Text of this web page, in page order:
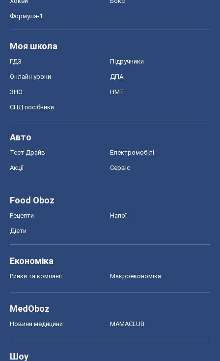
Формула-1
Моя школа
ГДЗ Підручники
Онлайн уроки ДПА
ЗНО НМТ
СНД посібники
Авто
Тест Драйв Електромобілі
Акції Сервіс
Food Oboz
Рецепти Напої
Дієти
Економіка
Ринки та компанії Макроекономіка
MedOboz
Новини медицини MAMACLUB
Шоу